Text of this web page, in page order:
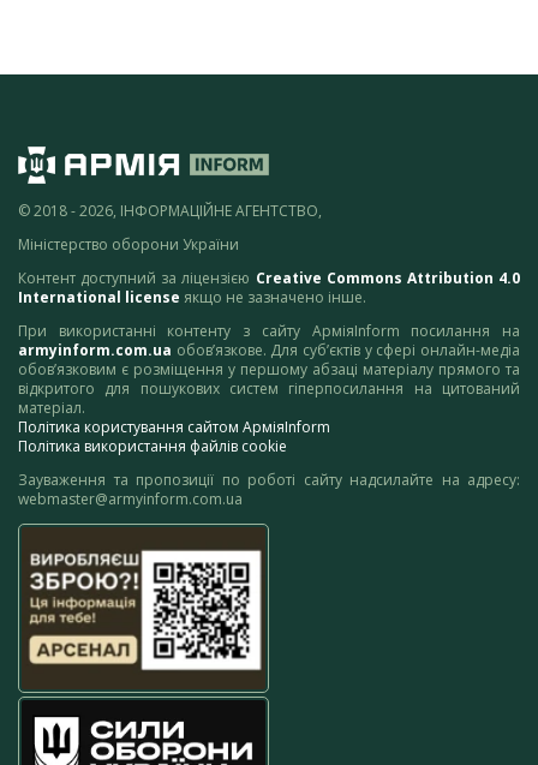
© 2018 - 2026, ІНФОРМАЦІЙНЕ АГЕНТСТВО,
Міністерство оборони України
Контент доступний за ліцензією Creative Commons Attribution 4.0
International license якщо не зазначено інше.
При використанні контенту з сайту АрміяInform посилання на
armyinform.com.ua обов’язкове. Для суб’єктів у сфері онлайн-медіа
обов’язковим є розміщення у першому абзаці матеріалу прямого та
відкритого для пошукових систем гіперпосилання на цитований
матеріал.
Політика користування сайтом АрміяInform
Політика використання файлів cookie
Зауваження та пропозиції по роботі сайту надсилайте на адресу:
webmaster@armyinform.com.ua